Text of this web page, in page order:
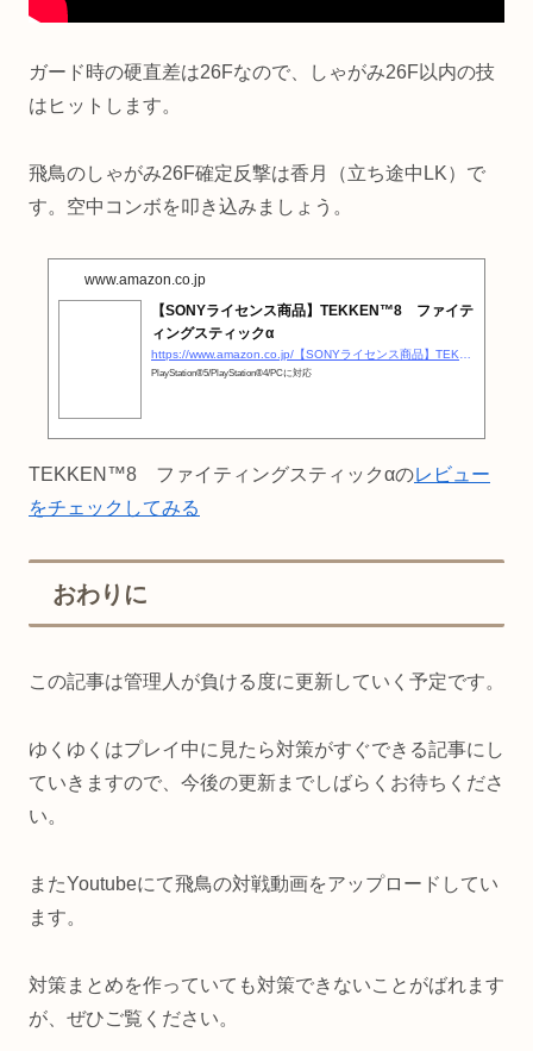
ガード時の硬直差は26Fなので、しゃがみ26F以内の技
はヒットします。
飛鳥のしゃがみ26F確定反撃は香月（立ち途中LK）で
す。空中コンボを叩き込みましょう。
www.amazon.co.jp
【SONYライセンス商品】TEKKEN™8 ファイテ
ィングスティックα
PlayStation®5/PlayStation®4/PCに対応
TEKKEN™8 ファイティングスティックαのレビュー
をチェックしてみる
おわりに
この記事は管理人が負ける度に更新していく予定です。
ゆくゆくはプレイ中に見たら対策がすぐできる記事にし
ていきますので、今後の更新までしばらくお待ちくださ
い。
またYoutubeにて飛鳥の対戦動画をアップロードしてい
ます。
対策まとめを作っていても対策できないことがばれます
が、ぜひご覧ください。